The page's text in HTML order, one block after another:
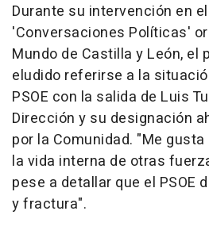
Durante su intervención en
'Conversaciones Políticas'
Mundo de Castilla y León, el
eludido referirse a la
PSOE con la salida de Luis
Dirección y su designación
por la Comunidad. "Me
la vida interna de otras
pese a detallar que el PSOE
y fractura".